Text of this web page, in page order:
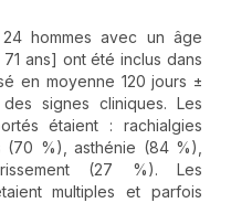
hommes avec un âge
ans] ont été inclus dans
en moyenne 120 jours ±
signes cliniques. Les
étaient : rachialgies
%), asthénie (84 %),
(27 %). Les
multiples et parfois